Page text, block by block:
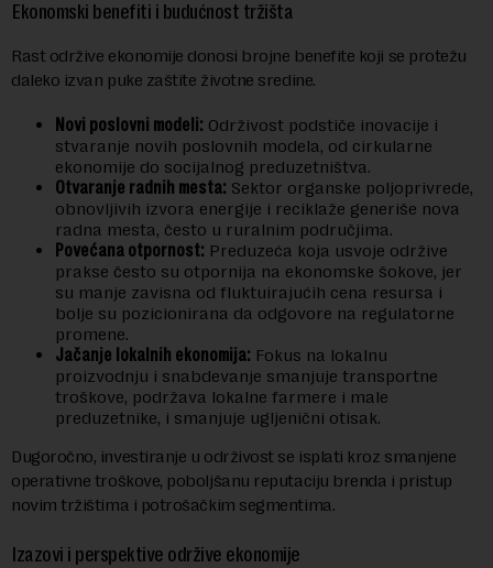
Ekonomski benefiti i budućnost tržišta
Rast održive ekonomije donosi brojne benefite koji se protežu
daleko izvan puke zaštite životne sredine.
Novi poslovni modeli: Održivost podstiče inovacije i
stvaranje novih poslovnih modela, od cirkularne
ekonomije do socijalnog preduzetništva.
Otvaranje radnih mesta: Sektor organske poljoprivrede,
obnovljivih izvora energije i reciklaže generiše nova
radna mesta, često u ruralnim područjima.
Povećana otpornost: Preduzeća koja usvoje održive
prakse često su otpornija na ekonomske šokove, jer
su manje zavisna od fluktuirajućih cena resursa i
bolje su pozicionirana da odgovore na regulatorne
promene.
Jačanje lokalnih ekonomija: Fokus na lokalnu
proizvodnju i snabdevanje smanjuje transportne
troškove, podržava lokalne farmere i male
preduzetnike, i smanjuje ugljenični otisak.
Dugoročno, investiranje u održivost se isplati kroz smanjene
operativne troškove, poboljšanu reputaciju brenda i pristup
novim tržištima i potrošačkim segmentima.
Izazovi i perspektive održive ekonomije